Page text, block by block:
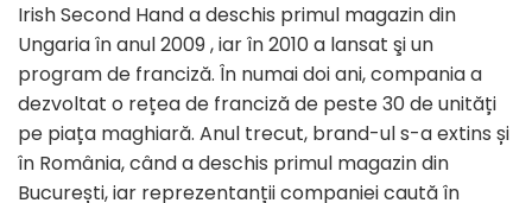
Irish Second Hand a deschis primul magazin din
Ungaria în anul 2009 , iar în 2010 a lansat şi un
program de franciză. În numai doi ani, compania a
dezvoltat o rețea de franciză de peste 30 de unități
pe piața maghiară. Anul trecut, brand-ul s-a extins și
în România, când a deschis primul magazin din
București, iar reprezentanții companiei caută în